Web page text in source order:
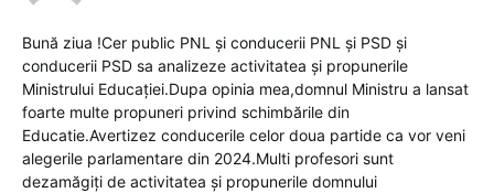
Bună ziua !Cer public PNL și conducerii PNL și PSD și
conducerii PSD sa analizeze activitatea și propunerile
Ministrului Educației.Dupa opinia mea,domnul Ministru a lansat
foarte multe propuneri privind schimbările din
Educatie.Avertizez conducerile celor doua partide ca vor veni
alegerile parlamentare din 2024.Multi profesori sunt
dezamăgiți de activitatea și propunerile domnului